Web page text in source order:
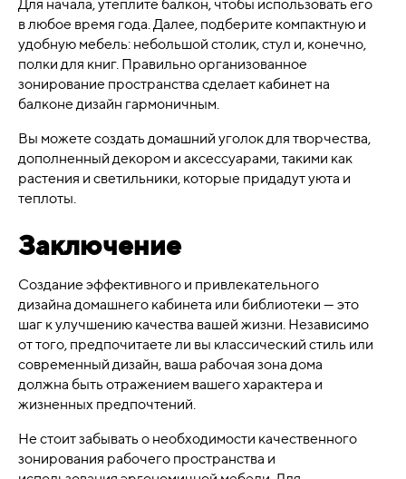
Для начала, утеплите балкон, чтобы использовать его
в любое время года. Далее, подберите компактную и
удобную мебель: небольшой столик, стул и, конечно,
полки для книг. Правильно организованное
зонирование пространства сделает кабинет на
балконе дизайн гармоничным.
Вы можете создать домашний уголок для творчества,
дополненный декором и аксессуарами, такими как
растения и светильники, которые придадут уюта и
теплоты.
Заключение
Создание эффективного и привлекательного
дизайна домашнего кабинета или библиотеки — это
шаг к улучшению качества вашей жизни. Независимо
от того, предпочитаете ли вы классический стиль или
современный дизайн, ваша рабочая зона дома
должна быть отражением вашего характера и
жизненных предпочтений.
Не стоит забывать о необходимости качественного
зонирования рабочего пространства и